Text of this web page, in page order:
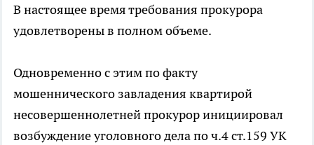
В настоящее время требования прокурора
удовлетворены в полном объеме.
Одновременно с этим по факту
мошеннического завладения квартирой
несовершеннолетней прокурор инициировал
возбуждение уголовного дела по ч.4 ст.159 УК